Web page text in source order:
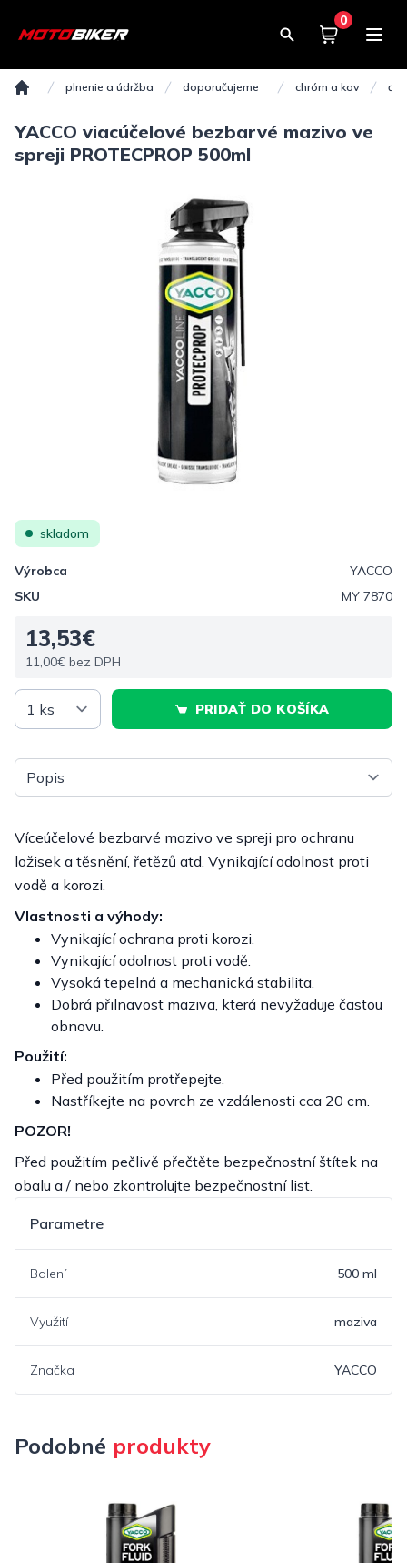
0
Košík 0,00€
plnenie a údržba doporučujeme chróm a kov
YACCO viacúčelové bezbarvé mazivo ve
spreji PROTECPROP 500ml
skladom
Výrobca
YACCO
SKU
MY 7870
13,53€
11,00€ bez DPH
PRIDAŤ DO KOŠÍKA
Vyberte tab
Víceúčelové bezbarvé mazivo ve spreji pro ochranu
ložisek a těsnění, řetězů atd. Vynikající odolnost proti
vodě a korozi.
Vlastnosti a výhody:
Vynikající ochrana proti korozi.
Vynikající odolnost proti vodě.
Vysoká tepelná a mechanická stabilita.
Dobrá přilnavost maziva, která nevyžaduje častou
obnovu.
Použití:
Před použitím protřepejte.
Nastříkejte na povrch ze vzdálenosti cca 20 cm.
POZOR!
Před použitím pečlivě přečtěte bezpečnostní štítek na
obalu a / nebo zkontrolujte bezpečnostní list.
Parametre
Balení 500 ml
Využití maziva
Značka YACCO
Podobné produkty